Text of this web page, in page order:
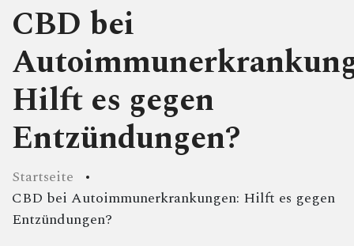
CBD bei
Hilft es gegen
Entzündungen?
Startseite
CBD bei Autoimmunerkrankungen: Hilft es gegen
Entzündungen?